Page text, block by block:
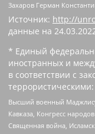
Захаров Герман
Источник: http://
данные на
* Единый
иностранных и
в соответствии с
террористическими:
Высший военный
Кавказа, Конгресс
Священная война,